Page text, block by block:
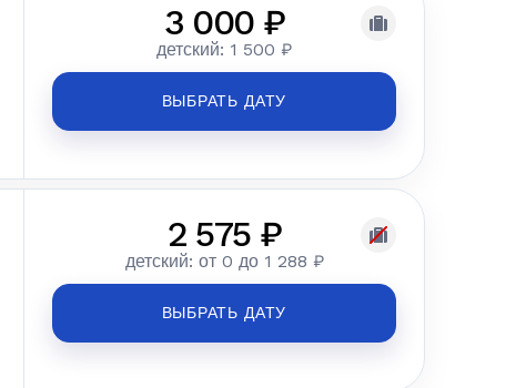
3 000 ₽
детский: 1 500 ₽
ВЫБРАТЬ ДАТУ
2 575 ₽
детский: от 0 до 1 288 ₽
ВЫБРАТЬ ДАТУ